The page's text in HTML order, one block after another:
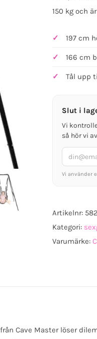
150 kg och
197 cm
166 cm
Tål upp
Slut i
Vi
så hör vi
Vi använder
Artikelnr:
Kategori:
Varumärke:
från Cave Master löser